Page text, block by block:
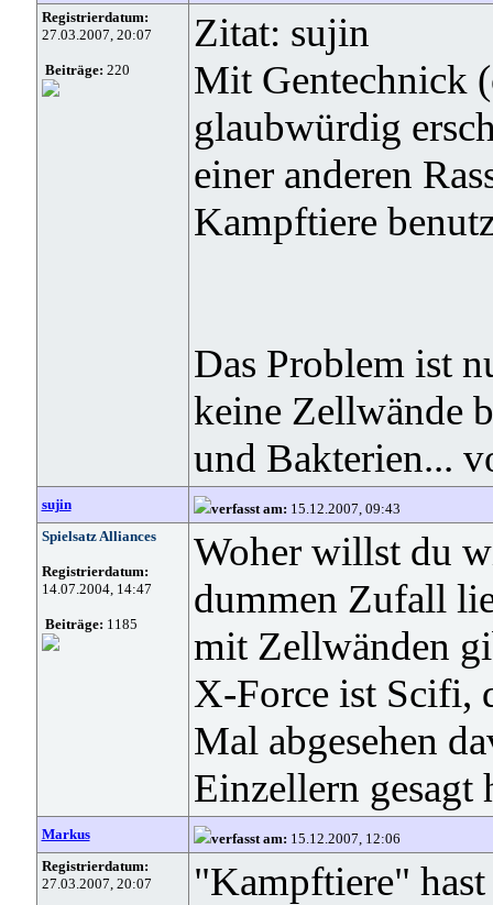
Registrierdatum:
27.03.2007, 20:07
Beiträge: 220
Zitat: sujin
Mit Gentechnick
glaubwürdig
einer anderen
Kampftiere
Das Problem ist
keine Zellwände
und Bakterien...
sujin verfasst am: 15.12.2007, 09:43
Spielsatz Alliances
Registrierdatum:
14.07.2004, 14:47
Beiträge: 1185
Woher willst du
dummen Zufall
mit Zellwänden
X-Force ist Scifi,
Mal abgesehen
Einzellern gesagt
Markus verfasst am: 15.12.2007, 12:06
Registrierdatum:
27.03.2007, 20:07
"Kampftiere"